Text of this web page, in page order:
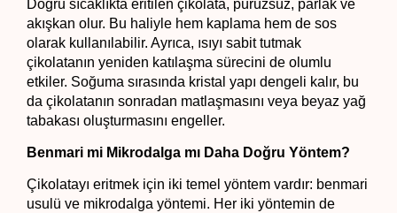
Doğru sıcaklıkta eritilen çikolata, pürüzsüz, parlak ve
akışkan olur. Bu haliyle hem kaplama hem de sos
olarak kullanılabilir. Ayrıca, ısıyı sabit tutmak
çikolatanın yeniden katılaşma sürecini de olumlu
etkiler. Soğuma sırasında kristal yapı dengeli kalır, bu
da çikolatanın sonradan matlaşmasını veya beyaz yağ
tabakası oluşturmasını engeller.
Benmari mi Mikrodalga mı Daha Doğru Yöntem?
Çikolatayı eritmek için iki temel yöntem vardır: benmari
usulü ve mikrodalga yöntemi. Her iki yöntemin de